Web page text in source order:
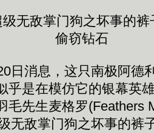
无敌掌门狗之坏事的
偷窃钻石
消息，这只南极阿德
乎是在模仿它的银幕英
毛先生麦格罗(Feathers
无敌掌门狗之坏事的裤